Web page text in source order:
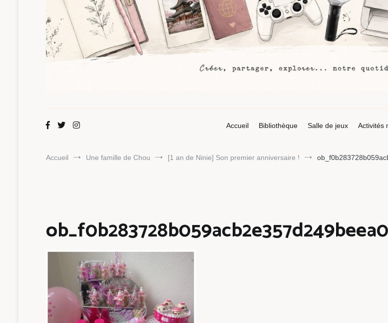
Maman Chou
Accueil
Bibliothèque Salle de jeux Activités
Accueil Une famille de Chou [1 an de Ninie] Son premier anniversaire !